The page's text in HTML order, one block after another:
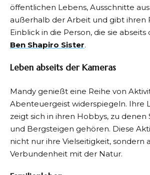
öffentlichen Lebens, Ausschnitte
außerhalb der Arbeit und gibt ihren
Einblick in die Person, die sie abseits
Ben Shapiro Sister.
Leben abseits der Kameras
Mandy genießt eine Reihe von
Abenteuergeist widerspiegeln. Ihre
zeigt sich in ihren Hobbys, zu denen
und Bergsteigen gehören. Diese
nicht nur ihre Vielseitigkeit, sondern
Verbundenheit mit der Natur.